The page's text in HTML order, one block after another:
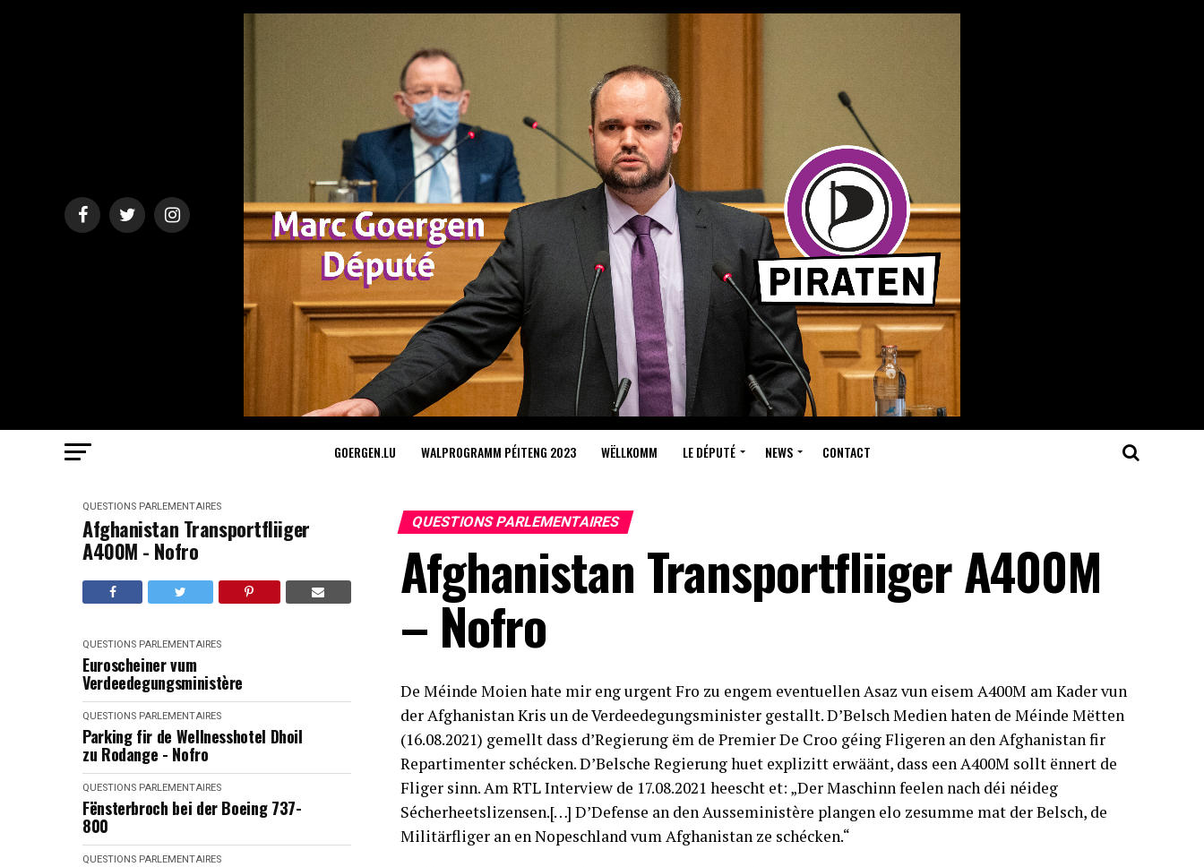
GOERGEN.LU WALPROGRAMM PÉITENG 2023 WËLLKOMM LE DÉPUTÉ NEWS CONTACT
QUESTIONS PARLEMENTAIRES
Afghanistan Transportfliiger
A400M - Nofro
QUESTIONS PARLEMENTAIRES
Euroscheiner vum
Verdeedegungsministère
QUESTIONS PARLEMENTAIRES
Parking fir de Wellnesshotel Dhoil
zu Rodange - Nofro
QUESTIONS PARLEMENTAIRES
Fënsterbroch bei der Boeing 737-
800
QUESTIONS PARLEMENTAIRES
QUESTIONS PARLEMENTAIRES
Afghanistan Transportfliiger A400M
– Nofro
De Méinde Moien hate mir eng urgent Fro zu engem eventuellen Asaz vun eisem A400M am Kader vun
der Afghanistan Kris un de Verdeedegungsminister gestallt. D’Belsch Medien haten de Méinde Mëtten
(16.08.2021) gemellt dass d’Regierung ëm de Premier De Croo géing Fligeren an den Afghanistan fir
Repartimenter schécken. D’Belsche Regierung huet explizitt erwäänt, dass een A400M sollt ënnert de
Fliger sinn. Am RTL Interview de 17.08.2021 heescht et: „Der Maschinn feelen nach déi néideg
Sécherheetslizensen.[…] D’Defense an den Ausseministère plangen elo zesumme mat der Belsch, de
Militärfliger an en Nopeschland vum Afghanistan ze schécken.“